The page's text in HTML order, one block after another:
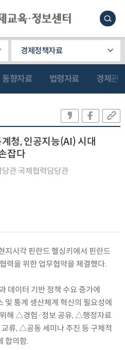
경제정책자료
동향자료 법령자료 경제관
청, 인공지능(AI) 시대
잡다
관 국제협력담당관
지시각 핀란드 헬싱키에서 핀란드
력을 위한 업무협약을 체결했다.
데이터 기반 정책 수요 증가에
및 통계 생산체계 혁신의 필요성에
해 △경험·정보 공유, △행정자료
류, △공동 세미나 추진 등 구체적
합의함.